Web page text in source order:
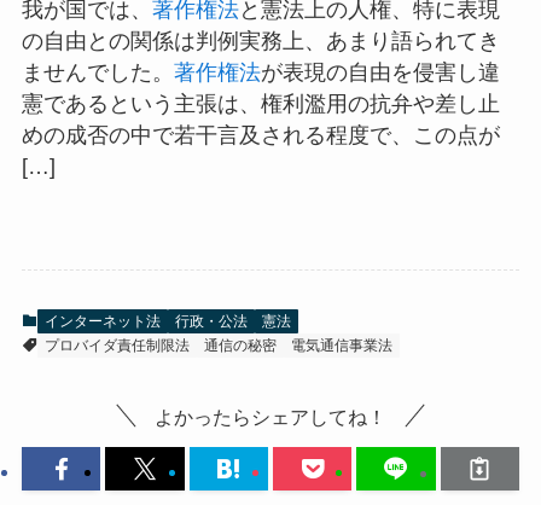
我が国では、 著作権法と憲法上の人権、特に表現
の自由との関係は判例実務上、あまり語られてき
ませんでした。 著作権法が表現の自由を侵害し違
憲であるという主張は、権利濫用の抗弁や差し止
めの成否の中で若干言及される程度で、この点が
[…]
インターネット法 行政・公法
憲法
プロバイダ責任制限法
通信の秘密 電気通信事業法
よかったらシェアしてね！